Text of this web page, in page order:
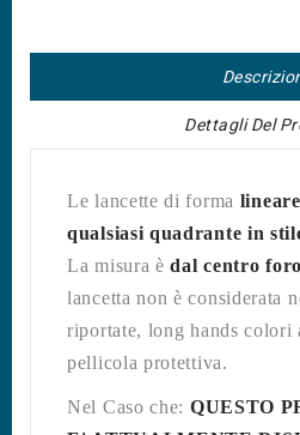
Dettagli Del
Le lancette di forma
qualsiasi quadrante in
La misura èdal centro foro
lancetta non è considerata
riportate, long hands colori
pellicola protettiva.
Nel Caso che: QUESTO